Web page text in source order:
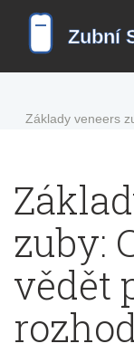
Základy veneers
zuby:
vědět